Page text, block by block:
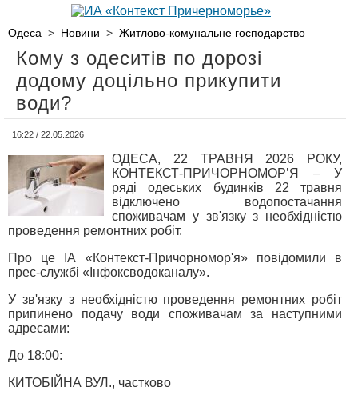
Одеса > Новини > Житлово-комунальне господарство
Кому з одеситів по дорозі
додому доцільно прикупити
води?
16:22 / 22.05.2026
ОДЕСА, 22 ТРАВНЯ 2026 РОКУ,
КОНТЕКСТ-ПРИЧОРНОМОР’Я – У
ряді одеських будинків 22 травня
відключено водопостачання
споживачам у зв'язку з необхідністю
проведення ремонтних робіт.
Про це ІА «Контекст-Причорномор'я» повідомили в
прес-службі «Інфоксводоканалу».
У зв'язку з необхідністю проведення ремонтних робіт
припинено подачу води споживачам за наступними
адресами:
До 18:00:
КИТОБІЙНА ВУЛ., частково